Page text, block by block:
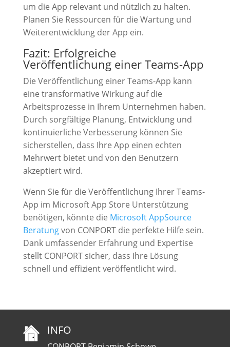
um die App relevant und nützlich zu halten.
Planen Sie Ressourcen für die Wartung und
Weiterentwicklung der App ein.
Fazit: Erfolgreiche
Veröffentlichung einer Teams-App
Die Veröffentlichung einer Teams-App kann
eine transformative Wirkung auf die
Arbeitsprozesse in Ihrem Unternehmen haben.
Durch sorgfältige Planung, Entwicklung und
kontinuierliche Verbesserung können Sie
sicherstellen, dass Ihre App einen echten
Mehrwert bietet und von den Benutzern
akzeptiert wird.
Wenn Sie für die Veröffentlichung Ihrer Teams-
App im Microsoft App Store Unterstützung
benötigen, könnte die Microsoft AppSource
Beratungvon CONPORT die perfekte Hilfe sein.
Dank umfassender Erfahrung und Expertise
stellt CONPORT sicher, dass Ihre Lösung
schnell und effizient veröffentlicht wird.
INFO